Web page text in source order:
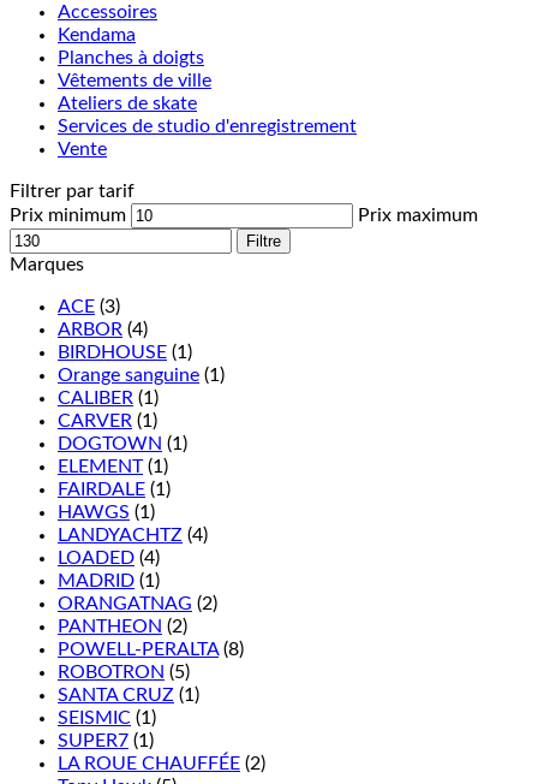
Accessoires
Kendama
Planches à doigts
Vêtements de ville
Ateliers de skate
Services de studio d'enregistrement
Vente
Filtrer par tarif
Prix minimum
Prix maximum
Filtre
Marques
ACE (3)
ARBOR (4)
BIRDHOUSE (1)
Orange sanguine (1)
CALIBER (1)
CARVER (1)
DOGTOWN (1)
ELEMENT (1)
FAIRDALE (1)
HAWGS (1)
LANDYACHTZ (4)
LOADED (4)
MADRID (1)
ORANGATNAG (2)
PANTHEON (2)
POWELL-PERALTA (8)
ROBOTRON (5)
SANTA CRUZ (1)
SEISMIC (1)
SUPER7 (1)
LA ROUE CHAUFFÉE (2)